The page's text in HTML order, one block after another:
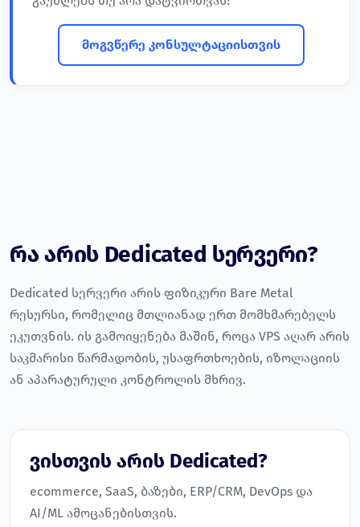
მოგვწერე კონსულტაციისთვის
რა არის Dedicated სერვერი?
Dedicated სერვერი არის ფიზიკური Bare Metal
რესურსი, რომელიც მთლიანად ერთ მომხმარებელს
ეკუთვნის. ის გამოიყენება მაშინ, როცა VPS აღარ არის
საკმარისი წარმადობის, უსაფრთხოების, იზოლაციის
ან აპარატურული კონტროლის მხრივ.
ვისთვის არის Dedicated?
ecommerce, SaaS, ბაზები, ERP/CRM, DevOps და
AI/ML ამოცანებისთვის.